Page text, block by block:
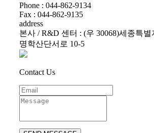
Phone : 044-862-9134
Fax : 044-862-9135
address
본사 / R&D 센터 : (우 30068)세종특별
명학산단서로 10-5
Contact Us